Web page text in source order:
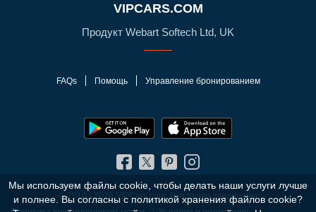
VIPCARS.COM
Продукт Webart Softech Ltd, UK
FAQs Помощь Управление бронированием
© 2010 - 2026 VIPCars.com. Все права защищены
Мы используем файлы cookie, чтобы делать наши услуги лучше
и полнее. Вы согласны с политикой хранения файлов cookie?